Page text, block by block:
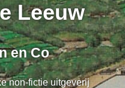
Leeuw
en Co
non-fictie uitgeverij